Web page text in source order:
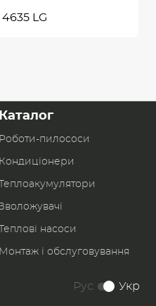
LG
Каталог
Роботи-пилоcоси
Кондиціонери
Теплоакумулятори
Теплові насоси
Монтаж і обслуговування
Рус Укр